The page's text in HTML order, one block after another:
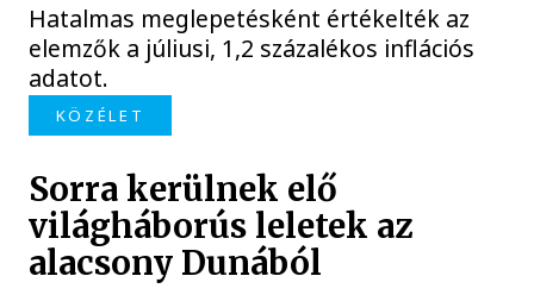
Hatalmas meglepetésként értékelték az
elemzők a júliusi, 1,2 százalékos inflációs
adatot.
KÖZÉLET
Sorra kerülnek elő
világháborús leletek az
alacsony Dunából